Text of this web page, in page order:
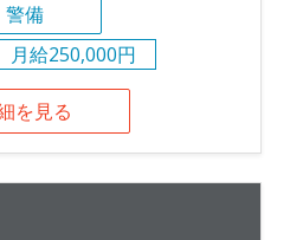
警備
月給250,000円
を見る